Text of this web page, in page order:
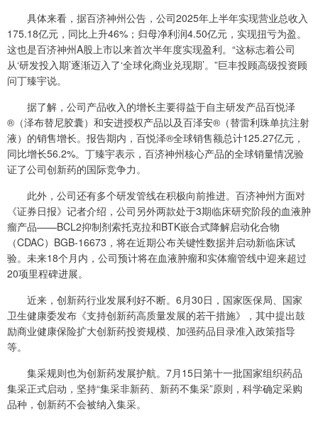
具体来看，据百济神州公告，公司2025年上半年实现营业总收入
175.18亿元，同比上升46%；归母净利润4.50亿元，实现扭亏为盈。
这也是百济神州A股上市以来首次半年度实现盈利。“这标志着公司
从‘研发投入期’逐渐迈入了‘全球化商业兑现期’。”巨丰投顾高级投资顾
问丁臻宇说。
据了解，公司产品收入的增长主要得益于自主研发产品百悦泽
®（泽布替尼胶囊）和安进授权产品以及百泽安®（替雷利珠单抗注射
液）的销售增长。报告期内，百悦泽®全球销售额总计125.27亿元，
同比增长56.2%。丁臻宇表示，百济神州核心产品的全球销量情况验
证了公司创新药的国际竞争力。
此外，公司还有多个研发管线在积极向前推进。百济神州方面对
《证券日报》记者介绍，公司另外两款处于3期临床研究阶段的血液肿
瘤产品——BCL2抑制剂索托克拉和BTK嵌合式降解启动化合物
（CDAC）BGB-16673，将在近期公布关键性数据并启动新临床试
验。未来18个月内，公司预计将在血液肿瘤和实体瘤管线中迎来超过
20项里程碑进展。
近来，创新药行业发展利好不断。6月30日，国家医保局、国家
卫生健康委发布《支持创新药高质量发展的若干措施》，其中提出鼓
励商业健康保险扩大创新药投资规模、加强药品目录准入政策指导
等。
集采规则也为创新药发展护航。7月15日第十一批国家组织药品
集采正式启动，坚持“集采非新药、新药不集采”原则，科学确定采购
品种，创新药不会被纳入集采。